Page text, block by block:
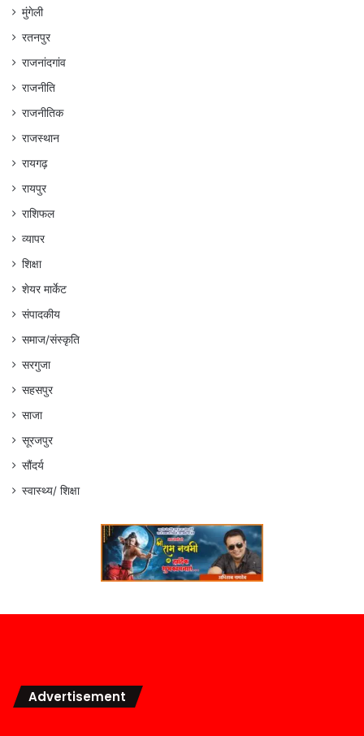
मुंगेली
रतनपुर
राजनांदगांव
राजनीति
राजनीतिक
राजस्थान
रायगढ़
रायपुर
राशिफल
व्यापर
शिक्षा
शेयर मार्केट
संपादकीय
समाज/संस्कृति
सरगुजा
सहसपुर
साजा
सूरजपुर
सौंदर्य
स्वास्थ्य/ शिक्षा
Advertisement